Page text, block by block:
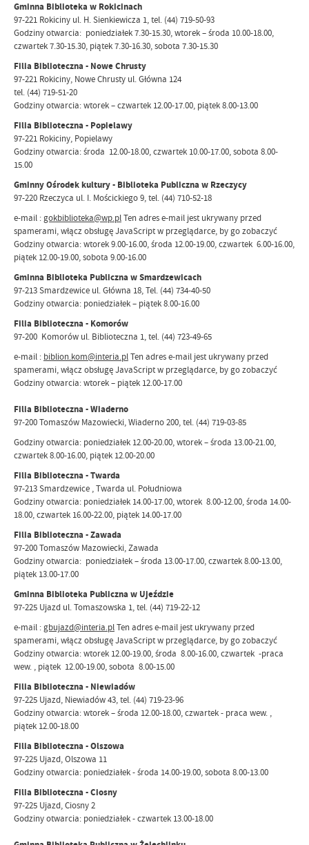
Gminna Biblioteka w Rokicinach
97-221 Rokiciny ul. H. Sienkiewicza 1, tel. (44) 719-50-93
Godziny otwarcia: poniedziałek 7.30-15.30, wtorek – środa 10.00-18.00,
czwartek 7.30-15.30, piątek 7.30-16.30, sobota 7.30-15.30
Filia Biblioteczna - Nowe Chrusty
97-221 Rokiciny, Nowe Chrusty ul. Główna 124
tel. (44) 719-51-20
Godziny otwarcia: wtorek – czwartek 12.00-17.00, piątek 8.00-13.00
Filia Biblioteczna - Popielawy
97-221 Rokiciny, Popielawy
Godziny otwarcia: środa 12.00-18.00, czwartek 10.00-17.00, sobota 8.00-
15.00
Gminny Ośrodek kultury - Biblioteka Publiczna w Rzeczycy
97-220 Rzeczyca ul. I. Mościckiego 9, tel. (44) 710-52-18
e-mail :gokbiblioteka@wp.plTen adres e-mail jest ukrywany przed
spamerami, włącz obsługę JavaScript w przeglądarce, by go zobaczyć
Godziny otwarcia: wtorek 9.00-16.00, środa 12.00-19.00, czwartek 6.00-16.00,
piątek 12.00-19.00, sobota 9.00-16.00
Gminna Biblioteka Publiczna w Smardzewicach
97-213 Smardzewice ul. Główna 18, Tel. (44) 734-40-50
Godziny otwarcia: poniedziałek – piątek 8.00-16.00
Filia Biblioteczna - Komorów
97-200 Komorów ul. Biblioteczna 1, tel. (44) 723-49-65
e-mail : biblion.kom@interia.plTen adres e-mail jest ukrywany przed
spamerami, włącz obsługę JavaScript w przeglądarce, by go zobaczyć
Godziny otwarcia: wtorek – piątek 12.00-17.00
Filia Biblioteczna - Wiaderno
97-200 Tomaszów Mazowiecki, Wiaderno 200, tel. (44) 719-03-85
Godziny otwarcia: poniedziałek 12.00-20.00, wtorek – środa 13.00-21.00,
czwartek 8.00-16.00, piątek 12.00-20.00
Filia Biblioteczna - Twarda
97-213 Smardzewice , Twarda ul. Południowa
Godziny otwarcia: poniedziałek 14.00-17.00, wtorek 8.00-12.00, środa 14.00-
18.00, czwartek 16.00-22.00, piątek 14.00-17.00
Filia Biblioteczna - Zawada
97-200 Tomaszów Mazowiecki, Zawada
Godziny otwarcia: poniedziałek – środa 13.00-17.00, czwartek 8.00-13.00,
piątek 13.00-17.00
Gminna Biblioteka Publiczna w Ujeździe
97-225 Ujazd ul. Tomaszowska 1, tel. (44) 719-22-12
e-mail :gbujazd@interia.plTen adres e-mail jest ukrywany przed
spamerami, włącz obsługę JavaScript w przeglądarce, by go zobaczyć
Godziny otwarcia: wtorek 12.00-19.00, środa 8.00-16.00, czwartek -praca
wew. , piątek 12.00-19.00, sobota 8.00-15.00
Filia Biblioteczna - Niewiadów
97-225 Ujazd, Niewiadów 43, tel. (44) 719-23-96
Godziny otwarcia: wtorek – środa 12.00-18.00, czwartek - praca wew. ,
piątek 12.00-18.00
Filia Biblioteczna - Olszowa
97-225 Ujazd, Olszowa 11
Godziny otwarcia: poniedziałek - środa 14.00-19.00, sobota 8.00-13.00
Filia Biblioteczna - Ciosny
97-225 Ujazd, Ciosny 2
Godziny otwarcia: poniedziałek - czwartek 13.00-18.00